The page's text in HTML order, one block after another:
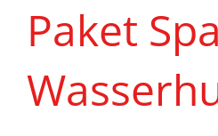
Paket